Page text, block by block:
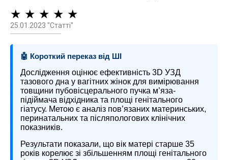
★ ★ ★ ★ ★
25.01.2023 "Статті"
🤖 Короткий переказ від ШІ
Дослідження оцінює ефективність 3D УЗД
тазового дна у вагітних жінок для вимірювання
товщини пубовісцерального пучка м’яза-
підіймача відхідника та площі генітального
гіатусу. Метою є аналіз пов’язаних материнських,
перинатальних та післяпологових клінічних
показників.
Результати показали, що вік матері старше 35
років корелює зі збільшенням площі генітального